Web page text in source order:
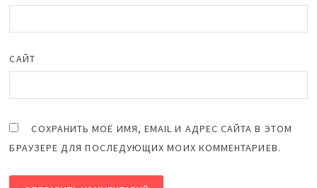
САЙТ
СОХРАНИТЬ МОЁ ИМЯ, EMAIL И АДРЕС САЙТА В ЭТОМ
БРАУЗЕРЕ ДЛЯ ПОСЛЕДУЮЩИХ МОИХ КОММЕНТАРИЕВ.